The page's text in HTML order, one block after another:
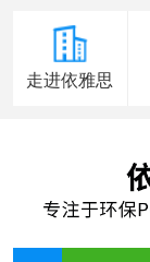
走进依雅思